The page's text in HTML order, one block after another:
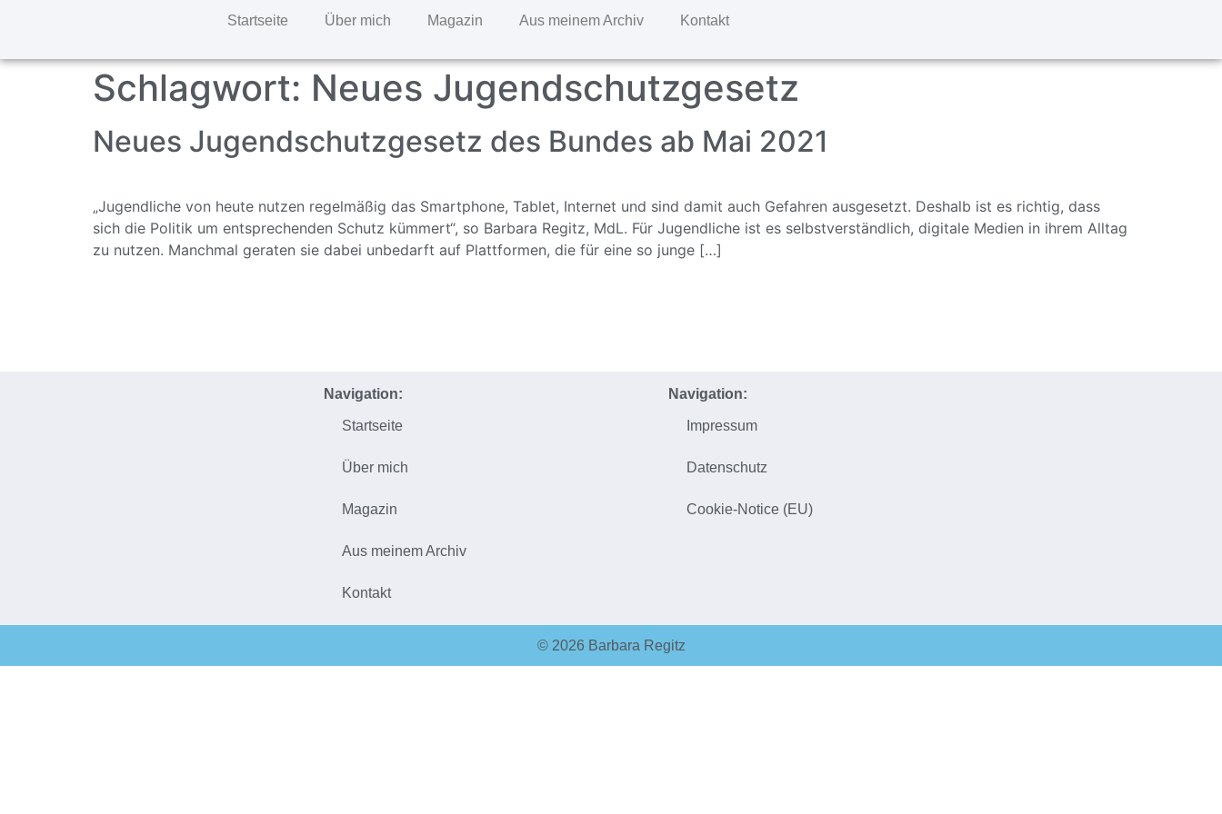
Startseite Über mich Magazin Aus meinem Archiv Kontakt
Schlagwort: Neues Jugendschutzgesetz
Neues Jugendschutzgesetz des Bundes ab Mai 2021
„Jugendliche von heute nutzen regelmäßig das Smartphone, Tablet, Internet und sind damit auch Gefahren ausgesetzt. Deshalb ist es richtig, dass
sich die Politik um entsprechenden Schutz kümmert“, so Barbara Regitz, MdL. Für Jugendliche ist es selbstverständlich, digitale Medien in ihrem Alltag
zu nutzen. Manchmal geraten sie dabei unbedarft auf Plattformen, die für eine so junge […]
Navigation:
Startseite
Über mich
Magazin
Aus meinem Archiv
Kontakt
Navigation:
Impressum
Datenschutz
Cookie-Notice (EU)
© 2026 Barbara Regitz